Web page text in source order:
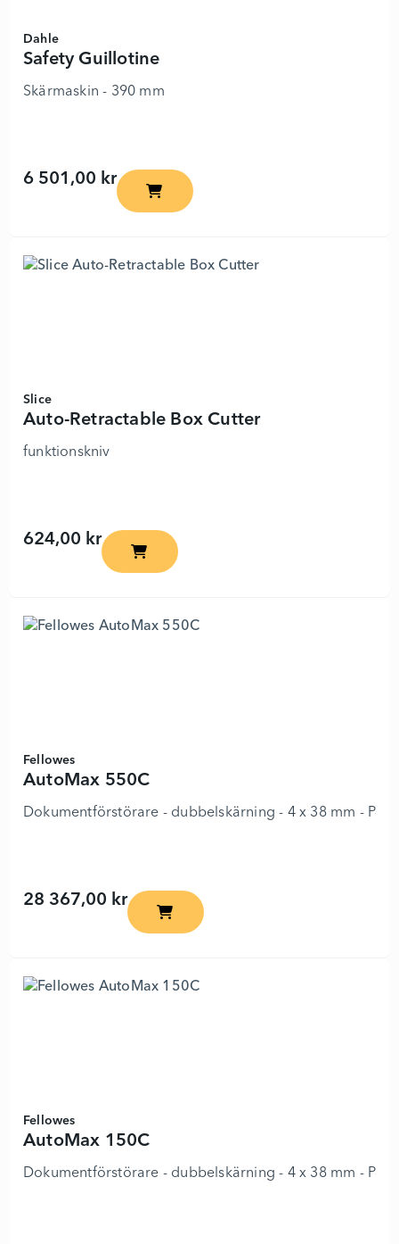
Dahle
Safety Guillotine
Skärmaskin - 390 mm
6 501,00 krSafety Guillotine - 1576676 - Lägg i
Slice
Auto-Retractable Box Cutter
funktionskniv
624,00 krAuto-Retractable Box Cutter - 7556191 -
Fellowes
AutoMax 550C
Dokumentförstörare - dubbelskärning - 4 x 38 mm - P-4
28 367,00 krAutoMax 550C - 4411204 - Lägg i
Fellowes
AutoMax 150C
Dokumentförstörare - dubbelskärning - 4 x 38 mm - P-4